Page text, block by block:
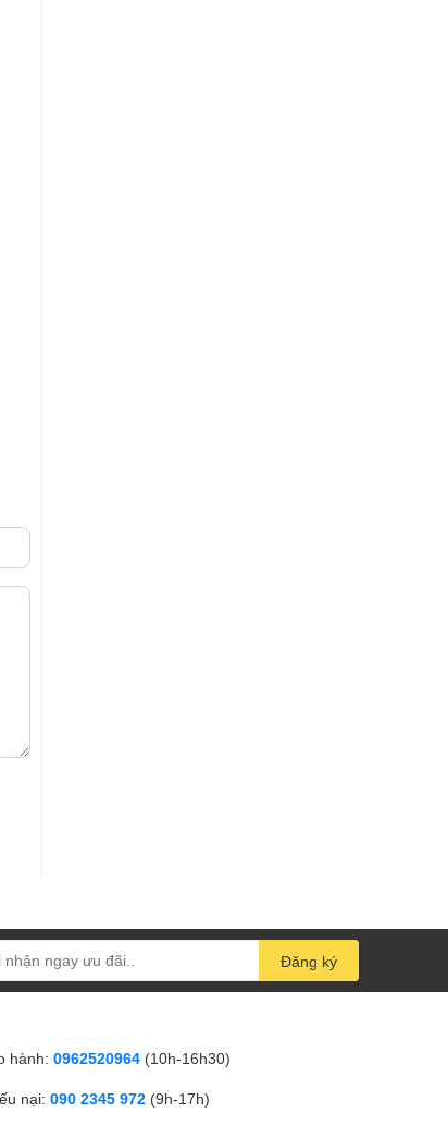
Đăng ký
hành: 0962520964 (10h-16h30)
nại: 090 2345 972 (9h-17h)